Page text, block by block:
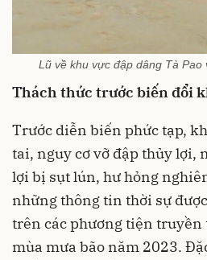
Lũ về khu vực đập dâng Tà Pao
Thách thức trước biến đổi
Trước diễn biến phức tạp,
tai, nguy cơ vỡ đập thủy lợi,
lợi bị sụt lún, hư hỏng
những thông tin thời sự
trên các phương tiện truyền
mùa mưa bão năm 2023.